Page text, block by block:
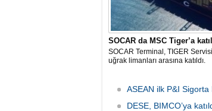
SOCAR da MSC Tiger’a
SOCAR Terminal, TIGER
uğrak limanları arasına katıldı.
ASEAN ilk P&I
DESE, BIMCO’ya